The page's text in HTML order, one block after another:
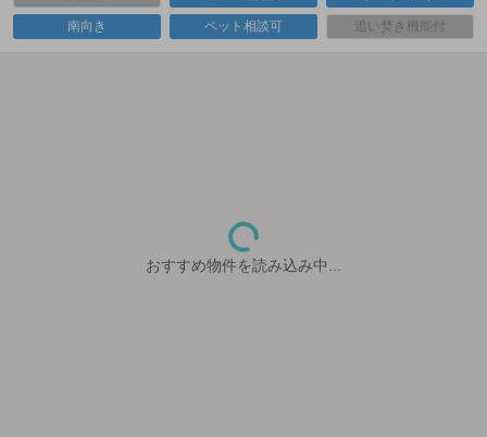
南向き ペット相談可 追い焚き機能付
おすすめ物件を読み込み中...